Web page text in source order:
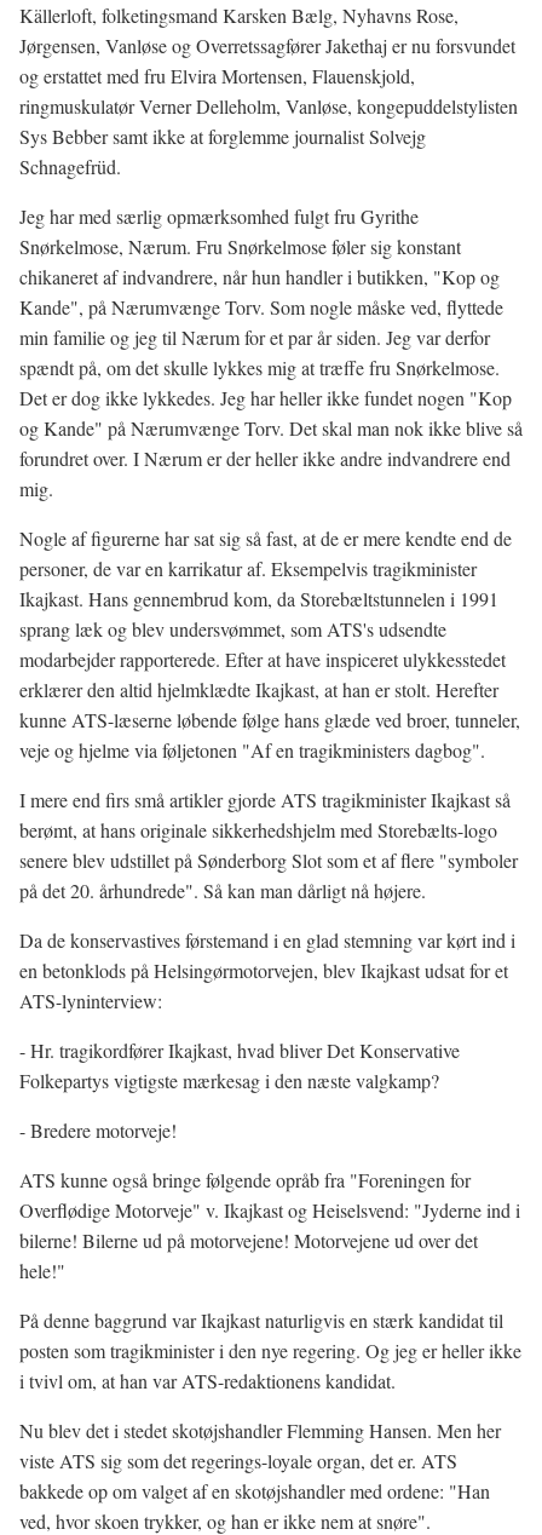
Källerloft, folketingsmand Karsken Bælg, Nyhavns Rose,
Jørgensen, Vanløse og Overretssagfører Jakethaj er nu forsvundet
og erstattet med fru Elvira Mortensen, Flauenskjold,
ringmuskulatør Verner Delleholm, Vanløse, kongepuddelstylisten
Sys Bebber samt ikke at forglemme journalist Solvejg
Schnagefrüd.
Jeg har med særlig opmærksomhed fulgt fru Gyrithe
Snørkelmose, Nærum. Fru Snørkelmose føler sig konstant
chikaneret af indvandrere, når hun handler i butikken, "Kop og
Kande", på Nærumvænge Torv. Som nogle måske ved, flyttede
min familie og jeg til Nærum for et par år siden. Jeg var derfor
spændt på, om det skulle lykkes mig at træffe fru Snørkelmose.
Det er dog ikke lykkedes. Jeg har heller ikke fundet nogen "Kop
og Kande" på Nærumvænge Torv. Det skal man nok ikke blive så
forundret over. I Nærum er der heller ikke andre indvandrere end
mig.
Nogle af figurerne har sat sig så fast, at de er mere kendte end de
personer, de var en karrikatur af. Eksempelvis tragikminister
Ikajkast. Hans gennembrud kom, da Storebæltstunnelen i 1991
sprang læk og blev undersvømmet, som ATS's udsendte
modarbejder rapporterede. Efter at have inspiceret ulykkesstedet
erklærer den altid hjelmklædte Ikajkast, at han er stolt. Herefter
kunne ATS-læserne løbende følge hans glæde ved broer, tunneler,
veje og hjelme via føljetonen "Af en tragikministers dagbog".
I mere end firs små artikler gjorde ATS tragikminister Ikajkast så
berømt, at hans originale sikkerhedshjelm med Storebælts-logo
senere blev udstillet på Sønderborg Slot som et af flere "symboler
på det 20. århundrede". Så kan man dårligt nå højere.
Da de konservastives førstemand i en glad stemning var kørt ind i
en betonklods på Helsingørmotorvejen, blev Ikajkast udsat for et
ATS-lyninterview:
- Hr. tragikordfører Ikajkast, hvad bliver Det Konservative
Folkepartys vigtigste mærkesag i den næste valgkamp?
- Bredere motorveje!
ATS kunne også bringe følgende opråb fra "Foreningen for
Overflødige Motorveje" v. Ikajkast og Heiselsvend: "Jyderne ind i
bilerne! Bilerne ud på motorvejene! Motorvejene ud over det
hele!"
På denne baggrund var Ikajkast naturligvis en stærk kandidat til
posten som tragikminister i den nye regering. Og jeg er heller ikke
i tvivl om, at han var ATS-redaktionens kandidat.
Nu blev det i stedet skotøjshandler Flemming Hansen. Men her
viste ATS sig som det regerings-loyale organ, det er. ATS
bakkede op om valget af en skotøjshandler med ordene: "Han
ved, hvor skoen trykker, og han er ikke nem at snøre".